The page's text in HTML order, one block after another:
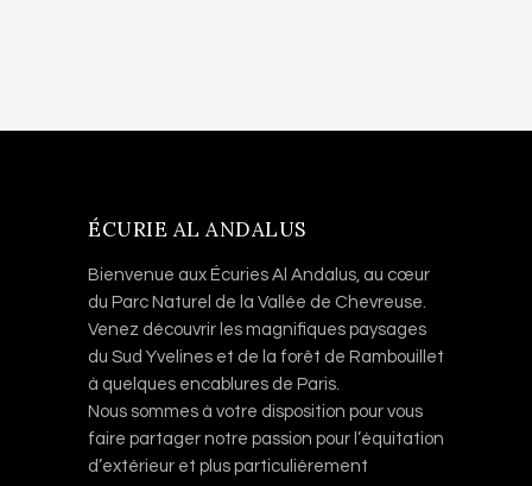
ÉCURIE AL ANDALUS
Bienvenue aux Écuries Al Andalus, au cœur
du Parc Naturel de la Vallée de Chevreuse.
Venez découvrir les magnifiques paysages
du Sud Yvelines et de la forêt de Rambouillet
à quelques encablures de Paris.
Nous sommes à votre disposition pour vous
faire partager notre passion pour l’équitation
d’extérieur et plus particulièrement